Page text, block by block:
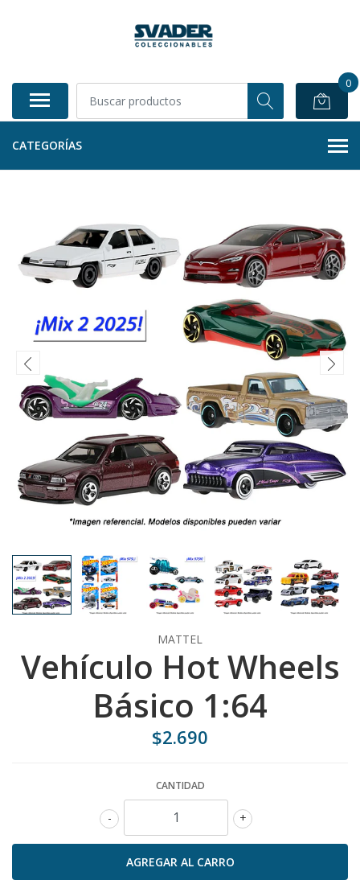
0
CATEGORÍAS
MATTEL
Vehículo Hot Wheels
Básico 1:64
$2.690
CANTIDAD
+
-